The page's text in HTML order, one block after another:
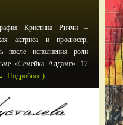
Кристина Риччи –
актриса и продюсер,
после исполнения роли
«Семейка Аддамс». 12
Подробнее:)